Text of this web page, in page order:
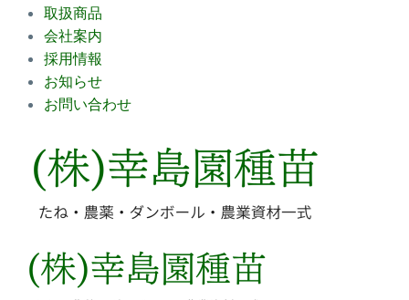
取扱商品
会社案内
採用情報
お知らせ
お問い合わせ